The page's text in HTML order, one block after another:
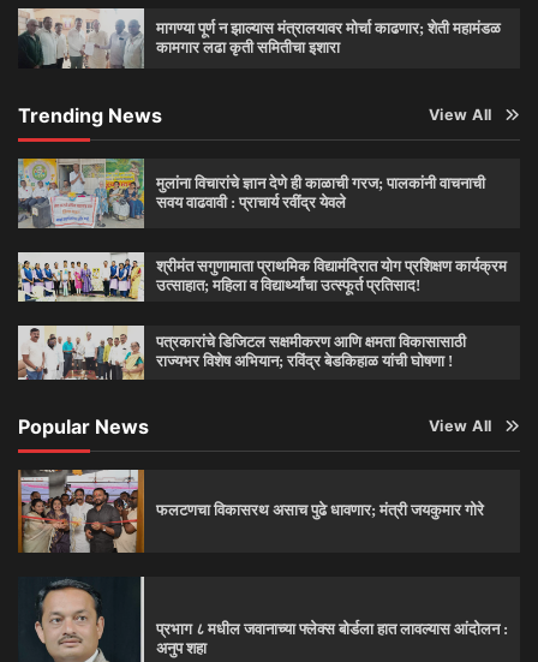
मागण्या पूर्ण न झाल्यास मंत्रालयावर मोर्चा काढणार; शेती महामंडळ
कामगार लढा कृती समितीचा इशारा
Trending News View All
मुलांना विचारांचे ज्ञान देणे ही काळाची गरज; पालकांनी वाचनाची
सवय वाढवावी : प्राचार्य रवींद्र येवले
श्रीमंत सगुणामाता प्राथमिक विद्यामंदिरात योग प्रशिक्षण कार्यक्रम
उत्साहात; महिला व विद्यार्थ्यांचा उत्स्फूर्त प्रतिसाद!
पत्रकारांचे डिजिटल सक्षमीकरण आणि क्षमता विकासासाठी
राज्यभर विशेष अभियान; रविंद्र बेडकिहाळ यांची घोषणा !
Popular News View All
फलटणचा विकासरथ असाच पुढे धावणार; मंत्री जयकुमार गोरे
प्रभाग ८ मधील जवानाच्या फ्लेक्स बोर्डला हात लावल्यास आंदोलन :
अनुप शहा